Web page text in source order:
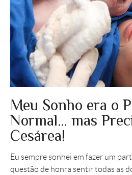
Meu Sonho era o
Normal… mas
Cesárea!
Eu sempre sonhei em fazer um
questão de honra sentir todas as